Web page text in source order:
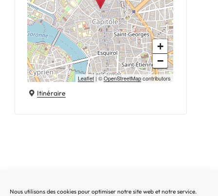
Nous utilisons des cookies pour optimiser notre site web et notre service.
+
−
Leaflet| ©OpenStreetMapcontributors
Itinéraire
Recherche